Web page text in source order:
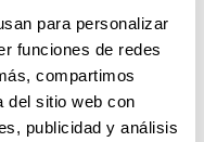
para personalizar
funciones de redes
compartimos
del sitio web con
publicidad y análisis
interesados en
o posgrado la
empresa/institución: